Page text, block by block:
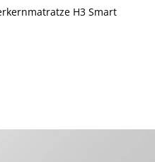
H3 Smart